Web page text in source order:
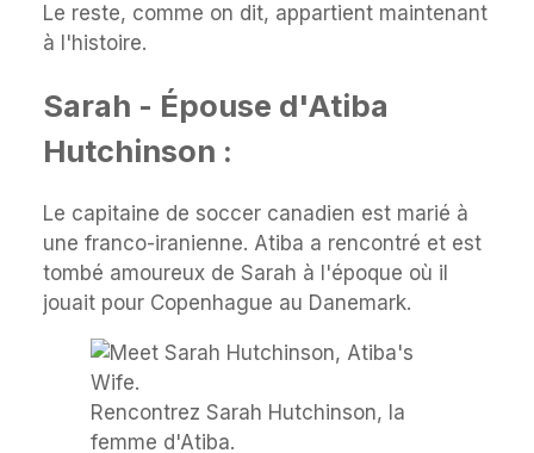
Le reste, comme on dit, appartient maintenant
à l'histoire.
Sarah - Épouse d'Atiba
Hutchinson :
Le capitaine de soccer canadien est marié à
une franco-iranienne. Atiba a rencontré et est
tombé amoureux de Sarah à l'époque où il
jouait pour Copenhague au Danemark.
Rencontrez Sarah Hutchinson, la
femme d'Atiba.